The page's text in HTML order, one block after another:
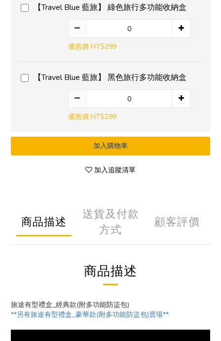
【Travel Blue 藍旅】 綠色旅行多功能收納盒
優惠價 NT$299
【Travel Blue 藍旅】 黑色旅行多功能收納盒
優惠價 NT$299
加入購物車
加入追蹤清單
商品描述
送貨及付款
方式
顧客評價
商品描述
旅途有型禮盒_經典款(附多功能防盜包)
**另有旅途有型禮盒_豪華款(附多功能防盜包)賣場**